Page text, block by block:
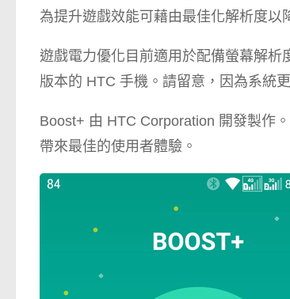
為提升遊戲效能可藉由最佳化解析度以
遊戲電力優化目前適用於配備螢幕解
版本的 HTC 手機。請留意，因為系統
Boost+ 由 HTC Corporation 開發製作
帶來最佳的使用者體驗。